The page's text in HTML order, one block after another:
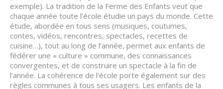
exemple). La tradition de la Ferme des Enfants veut que
chaque année toute l’école étudie un pays du monde. Cette
étude, abordée en tous sens (musiques, coutumes,
contes, vidéos, rencontres, spectacles, recettes de
cuisine…), tout au long de l’année, permet aux enfants de
fédérer une « culture » commune, des connaissances
convergentes, et de construire un spectacle à la fin de
l’année. La cohérence de l’école porte également sur des
règles communes à tous ses usagers. Les enfants de la